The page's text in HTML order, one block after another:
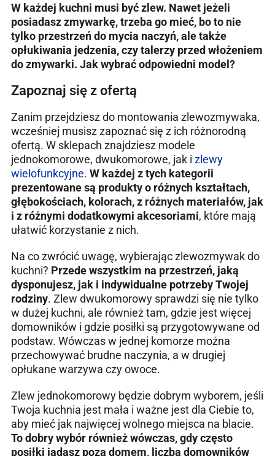
W każdej kuchni musi być zlew. Nawet jeżeli
posiadasz zmywarkę, trzeba go mieć, bo to nie
tylko przestrzeń do mycia naczyń, ale także
opłukiwania jedzenia, czy talerzy przed włożeniem
do zmywarki. Jak wybrać odpowiedni model?
Zapoznaj się z ofertą
Zanim przejdziesz do montowania zlewozmywaka,
wcześniej musisz zapoznać się z ich różnorodną
ofertą. W sklepach znajdziesz modele
jednokomorowe, dwukomorowe, jak i zlewy
wielofunkcyjne. W każdej z tych kategorii
prezentowane są produkty o różnych kształtach,
głębokościach, kolorach, z różnych materiałów, jak
i z różnymi dodatkowymi akcesoriami, które mają
ułatwić korzystanie z nich.
Na co zwrócić uwagę, wybierając zlewozmywak do
kuchni? Przede wszystkim na przestrzeń, jaką
dysponujesz, jak i indywidualne potrzeby Twojej
rodziny. Zlew dwukomorowy sprawdzi się nie tylko
w dużej kuchni, ale również tam, gdzie jest więcej
domowników i gdzie posiłki są przygotowywane od
podstaw. Wówczas w jednej komorze można
przechowywać brudne naczynia, a w drugiej
opłukane warzywa czy owoce.
Zlew jednokomorowy będzie dobrym wyborem, jeśli
Twoja kuchnia jest mała i ważne jest dla Ciebie to,
aby mieć jak najwięcej wolnego miejsca na blacie.
To dobry wybór również wówczas, gdy często
posiłki jadasz poza domem, liczba domowników